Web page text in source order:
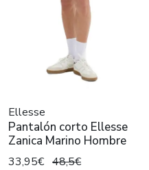
Ellesse
Pantalón corto Ellesse
Zanica Marino Hombre
33,95€ 48,5€